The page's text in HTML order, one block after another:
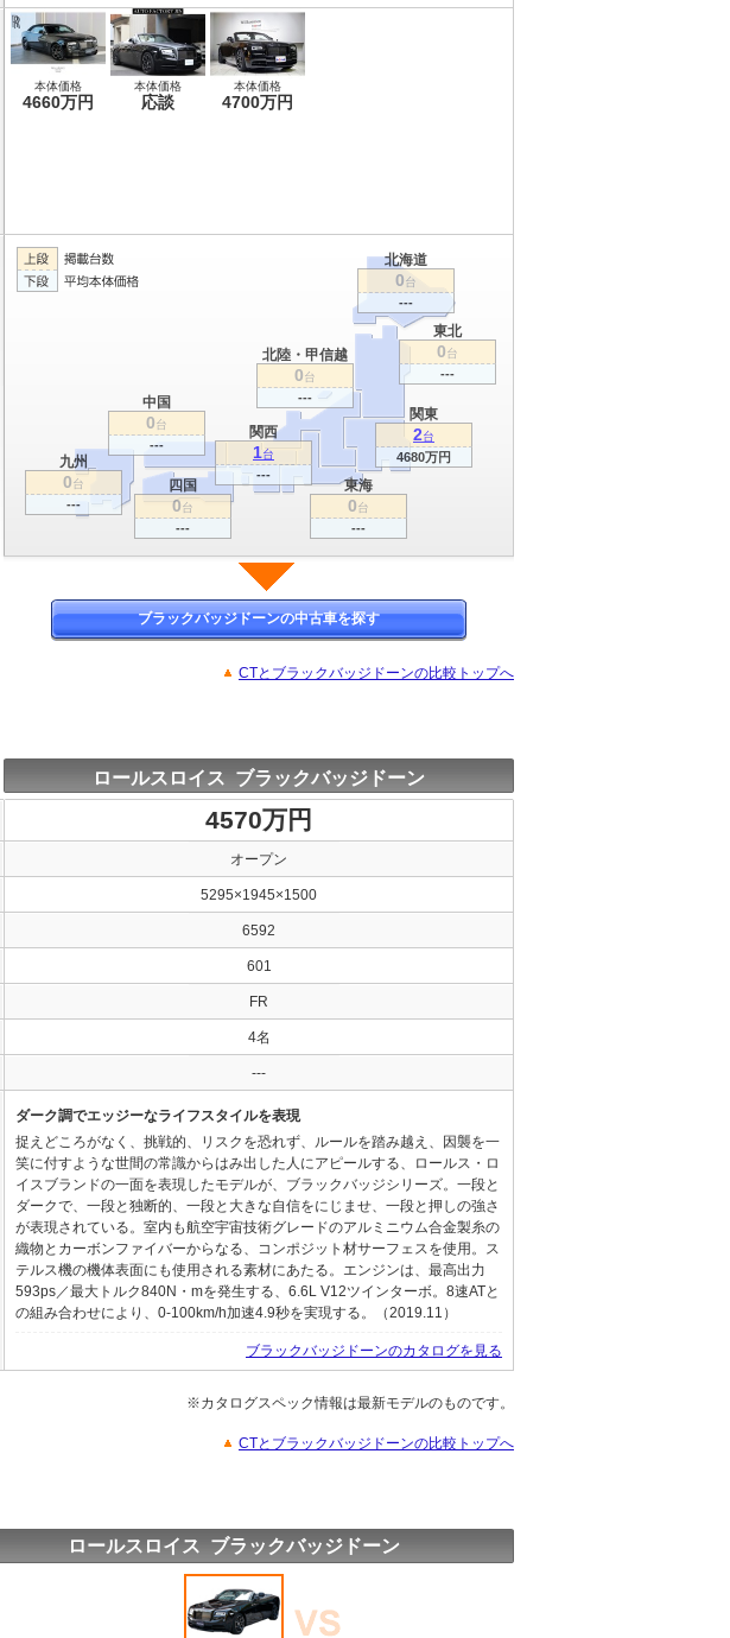
本体価格
4660万円
本体価格
応談
本体価格
4700万円
関東
2台
4680万円
関西
1台
---
東海
0台
---
北海道
0台
---
九州
0台
---
東北
0台
---
北陸・甲信越
0台
---
中国
0台
---
四国
0台
---
ブラックバッジドーンの中古車を探す
CTとブラックバッジドーンの比較トップへ
ロールスロイス ブラックバッジドーン
4570万円
オープン
5295×1945×1500
6592
601
FR
4名
---
ダーク調でエッジーなライフスタイルを表現
捉えどころがなく、挑戦的、リスクを恐れず、ルールを踏み越え、因襲を一
笑に付すような世間の常識からはみ出した人にアピールする、ロールス・ロ
イスブランドの一面を表現したモデルが、ブラックバッジシリーズ。一段と
ダークで、一段と独断的、一段と大きな自信をにじませ、一段と押しの強さ
が表現されている。室内も航空宇宙技術グレードのアルミニウム合金製糸の
織物とカーボンファイバーからなる、コンポジット材サーフェスを使用。ス
テルス機の機体表面にも使用される素材にあたる。エンジンは、最高出力
593ps／最大トルク840N・mを発生する、6.6L V12ツインターボ。8速ATと
の組み合わせにより、0-100km/h加速4.9秒を実現する。（2019.11）
ブラックバッジドーンのカタログを見る
※カタログスペック情報は最新モデルのものです。
CTとブラックバッジドーンの比較トップへ
ロールスロイス ブラックバッジドーン